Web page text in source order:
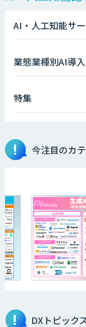
AI・人工知能サ
業態業種別AI導
特集
今注目のカ
チャッ
DXトピック